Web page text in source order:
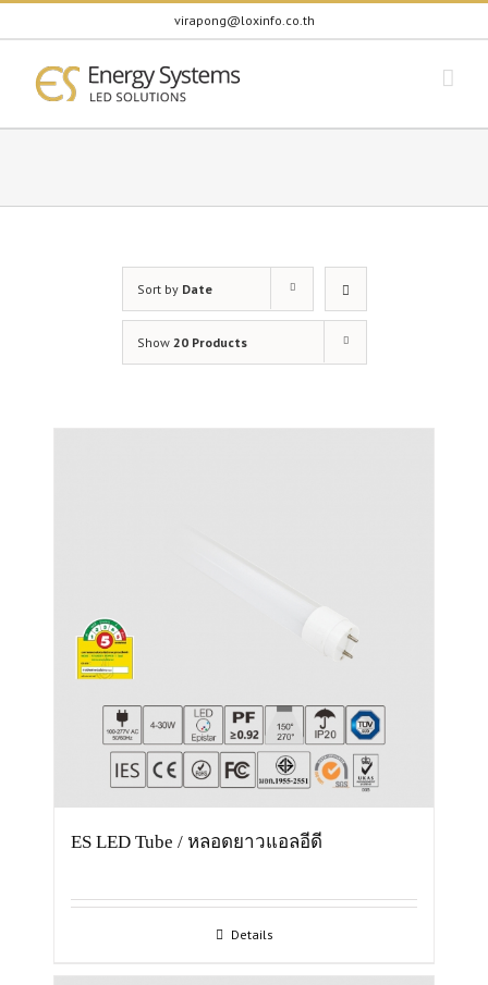
to
content
virapong@loxinfo.co.th
Sort by Date
Show 20 Products
ES LED Tube / หลอดยาวแอลอีดี
Details